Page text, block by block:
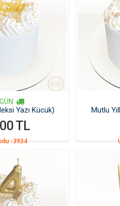
Yazı Kücük)
TL
:3934
Mutlu